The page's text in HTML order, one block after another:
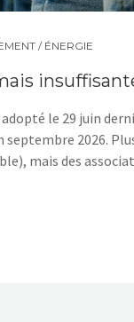
/ ÉNERGIE
adopté le 29 juin
2026.
mais des